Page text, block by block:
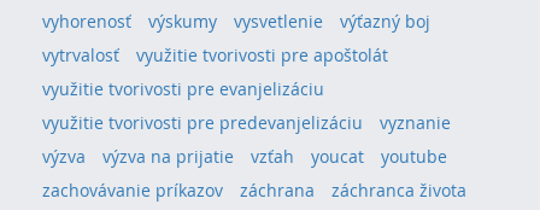
vyhorenosť
výskumy vysvetlenie
výťazný boj
vytrvalosť
využitie tvorivosti pre apoštolát
využitie tvorivosti pre evanjelizáciu
využitie tvorivosti pre predevanjelizáciu
vyznanie
výzva
výzva na prijatie vzťah youcat
youtube
zachovávanie príkazov
záchrana
záchranca života